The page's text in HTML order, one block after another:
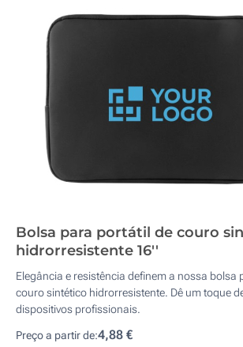
Bolsa para portátil de couro
hidrorresistente 16''
Elegância e resistência definem a nossa bolsa
couro sintético hidrorresistente. Dê um toque
dispositivos profissionais.
Preço a partir de:4,88 €